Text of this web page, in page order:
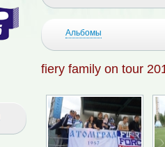
Альбомы
fiery family on tour